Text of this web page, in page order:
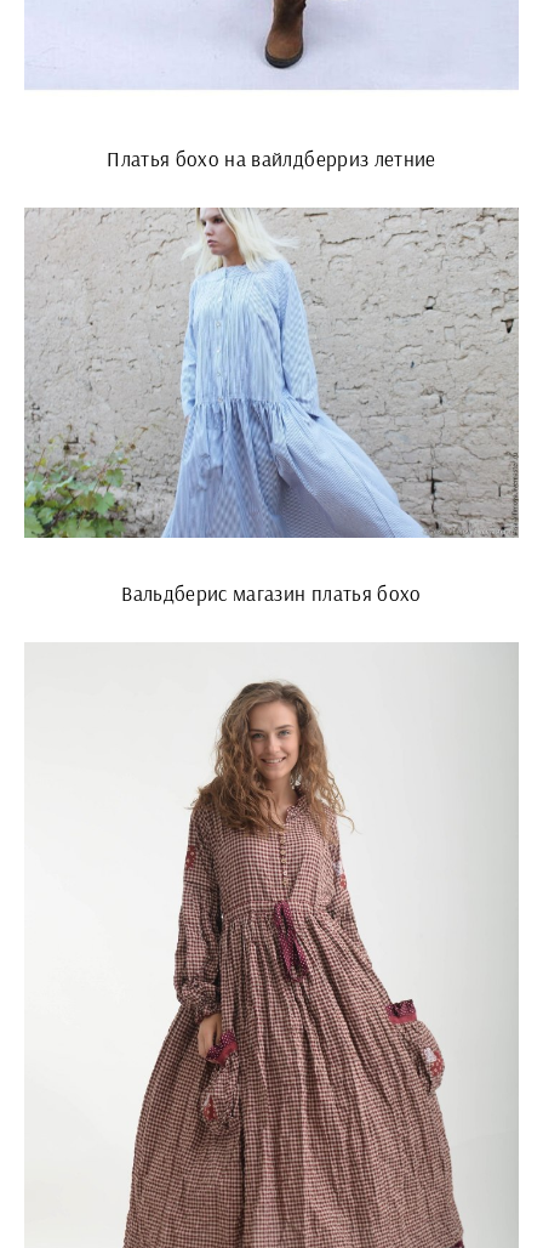
Платья бохо на вайлдберриз летние
Вальдберис магазин платья бохо